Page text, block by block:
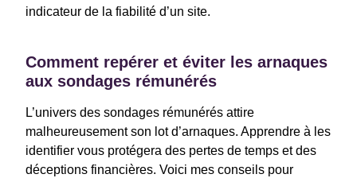
indicateur de la fiabilité d’un site.
Comment repérer et éviter les arnaques
aux sondages rémunérés
L’univers des sondages rémunérés attire
malheureusement son lot d’arnaques. Apprendre à les
identifier vous protégera des pertes de temps et des
déceptions financières. Voici mes conseils pour